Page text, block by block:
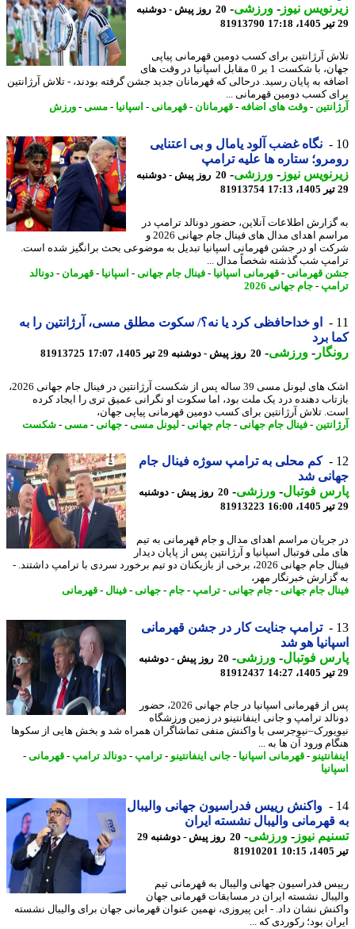
نیوز-ورزشی-
20 روز پیش - دوشنبه
81913790
آرژانتین برای کسب دومین قهرمانی پیاپی
جهان، با شکست 1 بر 0 مقابل اسپانیا در وقت های
به پایان رسید. درحالی که قهرمانان جدید جشن گرفته بودند، - تلاش آرژانتین
کسب دومین قهرمانی ...
-وقت های اضافه-قهرمانان-قهرمانی-اسپانیا-مسی-ورزش
نگاه غضب آلود یامال و بی اعتنایی
ستاره ها علیه ترامپ
نیوز-ورزشی-
20 روز پیش - دوشنبه
81913754
اطلاعات آنلاین، حضور دونالد ترامپ در
مراسم اهدای مدال های فینال جام جهانی 2026 و
او در جشن قهرمانی اسپانیا تبدیل به موضوعی بحث برانگیز شده است.
شب گذشته شخصاً مدال ...
قهرمانی-قهرمانی اسپانیا-فینال جام جهانی-اسپانیا-قهرمان -دونالد
-جام جهانی 2026
او خداحافظی کرد یا نه؟/ سکوت مطلق مسی، آرژانتین را به
برد
-ورزشی-20 روز پیش - دوشنبه 29 تیر 1405، 17:07 81913725
اشک های لیونل مسی 39 ساله پس از شکست آرژانتین در فینال جام جهانی 2026،
دهنده درد یک ملت بود، اما سکوت او نگرانی عمیق تری را ایجاد کرده
تلاش آرژانتین برای کسب دومین قهرمانی پیاپی جهان،
-فینال جام جهانی-جام جهانی-لیونل مسی-جهانی-مسی-شکست
کم محلی به ترامپ سوژه فینال جام
شد
فوتبال-ورزشی-
20 روز پیش - دوشنبه
81913223
مراسم اهدای مدال و جام قهرمانی به تیم
ملی فوتبال اسپانیا و آرژانتین پس از پایان دیدار
فینال جام جهانی 2026، برخی از بازیکنان دو تیم برخورد سردی با ترامپ داشتند. -
خبرنگار مهر،
جام جهانی-جام جهانی-ترامپ -جام-جهانی-فینال-قهرمانی
ترامپ جنایت کار در جشن قهرمانی
هو شد
فوتبال-ورزشی-
20 روز پیش - دوشنبه
81912437
پس از قهرمانی اسپانیا در جام جهانی 2026، حضور
ترامپ و جانی اینفانتینو در زمین ورزشگاه
با واکنش منفی تماشاگران همراه شد و بخش هایی از سکوها
ورود آن ها به ...
-قهرمانی اسپانیا-جانی اینفانتینو-ترامپ -دونالد ترامپ -قهرمانی-
واکنش رییس فدراسیون جهانی والیبال
والیبال نشسته ایران
نیوز-ورزشی-
20 روز پیش - دوشنبه 29
81910201
فدراسیون جهانی والیبال به قهرمانی تیم
نشسته ایران در مسابقات قهرمانی جهان
نشان داد. - این پیروزی، نهمین عنوان قهرمانی جهان برای والیبال نشسته
بود؛ رکوردی که ...